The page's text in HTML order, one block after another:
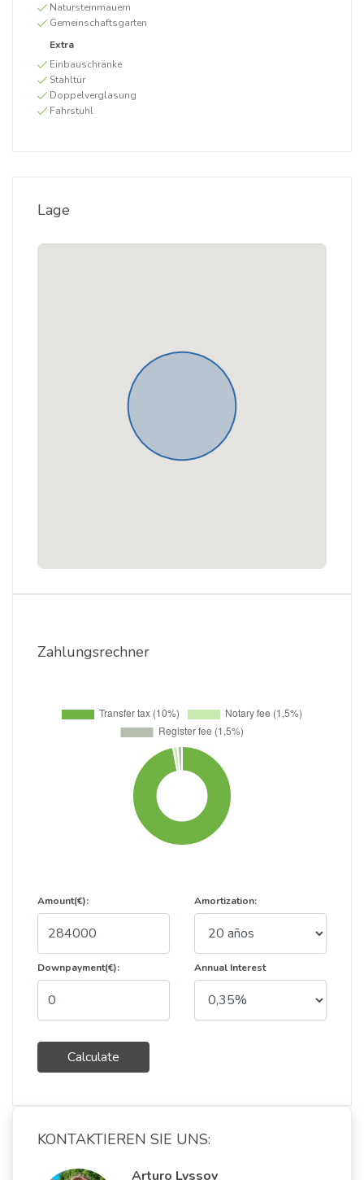
Natursteinmauern
Gemeinschaftsgarten
Extra
Einbauschränke
Stahltür
Doppelverglasung
Fahrstuhl
Lage
Zahlungsrechner
Amount(€):
Downpayment(€):
Calculate
Amortization:
Annual Interest
KONTAKTIEREN SIE UNS:
Arturo Lyssov